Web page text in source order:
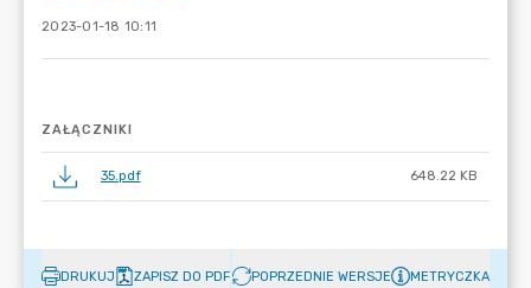
2023-01-18 10:11
ZAŁĄCZNIKI
35.pdf 648.22 KB
DRUKUJ ZAPISZ DO PDF POPRZEDNIE WERSJE METRYCZKA